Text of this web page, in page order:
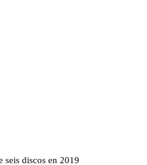
discos en 2019